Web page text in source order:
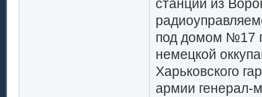
станции из
под домом №17
немецкой
Харьковского
армии генерал-